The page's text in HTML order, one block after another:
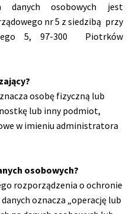
danych osobowych jest
nr 5 z siedzibą przy
5, 97-300 Piotrków
osobę fizyczną lub
lub inny podmiot,
w imieniu administratora
osobowych?
rozporządzenia o ochronie
oznacza „operację lub